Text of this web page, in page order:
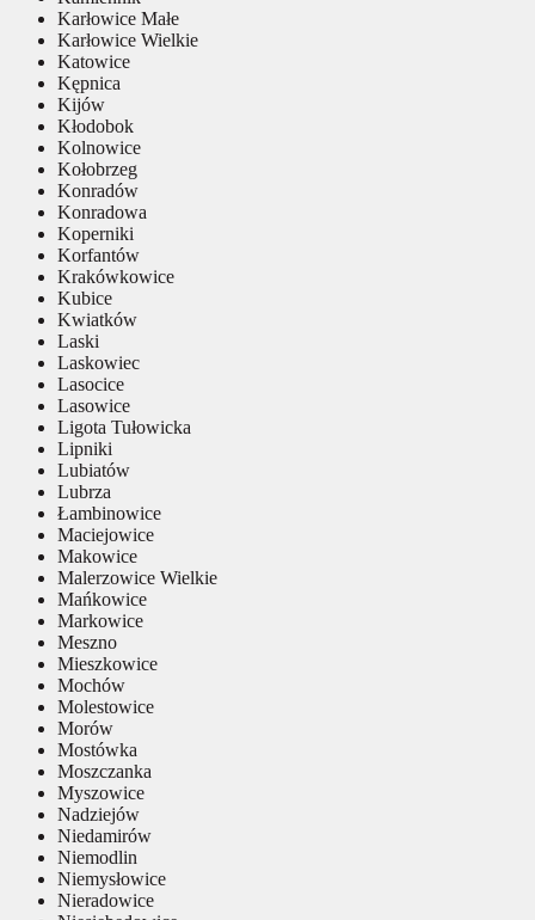
Karłowice Małe
Karłowice Wielkie
Katowice
Kępnica
Kijów
Kłodobok
Kolnowice
Kołobrzeg
Konradów
Konradowa
Koperniki
Korfantów
Krakówkowice
Kubice
Kwiatków
Laski
Laskowiec
Lasocice
Lasowice
Ligota Tułowicka
Lipniki
Lubiatów
Lubrza
Łambinowice
Maciejowice
Makowice
Malerzowice Wielkie
Mańkowice
Markowice
Meszno
Mieszkowice
Mochów
Molestowice
Morów
Mostówka
Moszczanka
Myszowice
Nadziejów
Niedamirów
Niemodlin
Niemysłowice
Nieradowice